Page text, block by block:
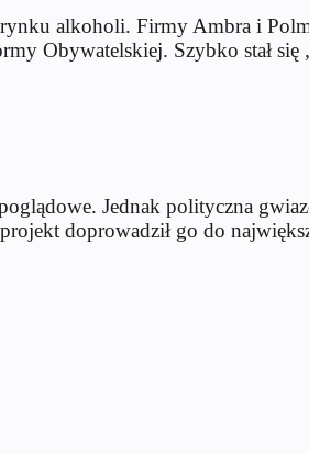
rynku alkoholi. Firmy Ambra i
Obywatelskiej. Szybko stał się
Jednak polityczna
doprowadził go do